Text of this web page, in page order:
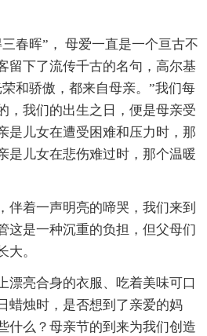
春晖”， 母爱一直是一个亘古不
留下了流传千古的名句，高尔基
和骄傲，都来自母亲。”我们每
，我们的出生之日，便是母亲受
是儿女在遭受困难和压力时，那
是儿女在悲伤难过时，那个温暖
伴着一声明亮的啼哭，我们来到
这是一种沉重的负担，但父母们
大。
漂亮合身的衣服、吃着美味可口
蜡烛时，是否想到了亲爱的妈
什么？母亲节的到来为我们创造